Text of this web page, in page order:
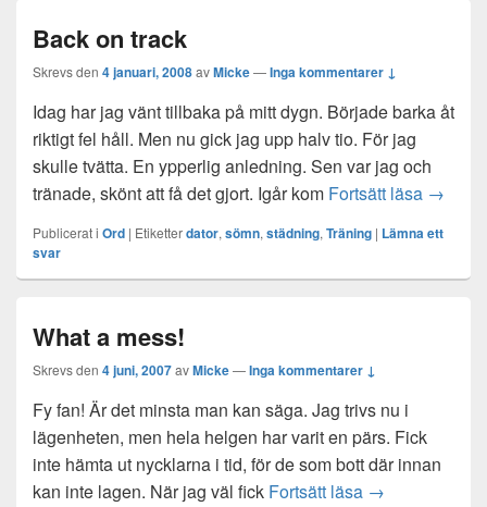
Back on track
Skrevs den 4 januari, 2008avMicke—Inga kommentarer ↓
Idag har jag vänt tillbaka på mitt dygn. Började barka åt
riktigt fel håll. Men nu gick jag upp halv tio. För jag
skulle tvätta. En ypperlig anledning. Sen var jag och
tränade, skönt att få det gjort. Igår kom Fortsätt läsa Back
→
Publicerat i Ord | Etiketterdator, sömn, städning, Träning | Lämna ett
svar
What a mess!
Skrevs den 4 juni, 2007avMicke—Inga kommentarer ↓
Fy fan! Är det minsta man kan säga. Jag trivs nu i
lägenheten, men hela helgen har varit en pärs. Fick
inte hämta ut nycklarna i tid, för de som bott där innan
kan inte lagen. När jag väl fick Fortsätt läsa What a mess!
→